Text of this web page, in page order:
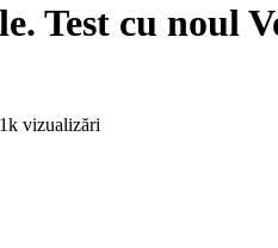
Test cu noul
vizualizări